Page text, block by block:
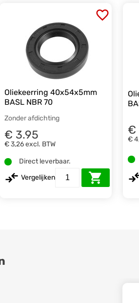
Oliekeerring 40x54x5mm
BASL NBR 70
Zonder afdichting
€ 3.95
€ 3,26excl. BTW
Direct leverbaar.
Vergelijken
€
€